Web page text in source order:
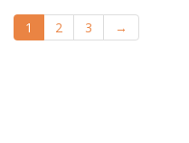
1 2 3 →